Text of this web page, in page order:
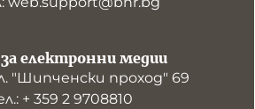
електронни медии
"Шипченски проход" 69
+ 359 2 9708810